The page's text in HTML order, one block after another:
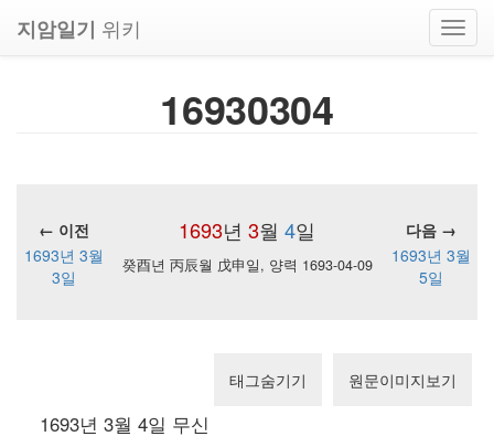
지암일기 위키
16930304
1693년 3월 4일
← 이전
다음 →
1693년 3월
3일
癸酉년 丙辰월 戊申일, 양력 1693-04-09
1693년 3월
5일
태그숨기기 원문이미지보기
1693년 3월 4일 무신